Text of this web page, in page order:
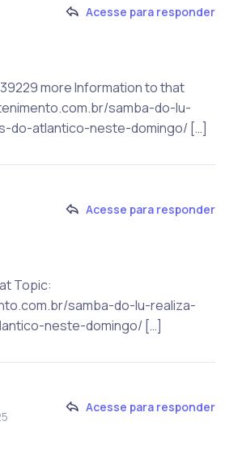
Acesse para responder
more Information to that
samba-do-lu-
do-atlantico-neste-domingo/ […]
Acesse para responder
Topic:
samba-do-lu-realiza-
neste-domingo/ […]
Acesse para responder